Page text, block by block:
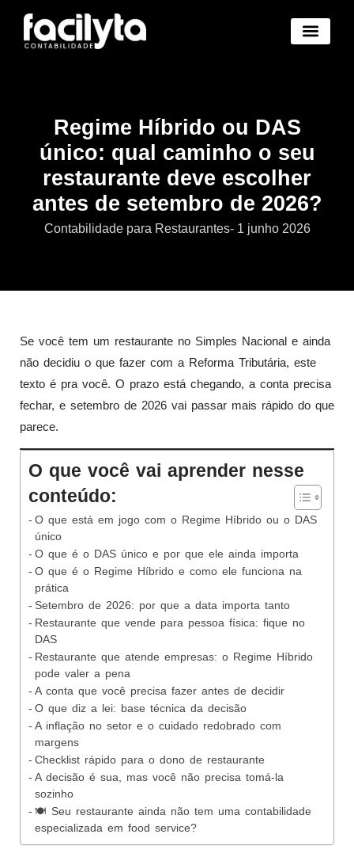
Regime Híbrido ou DAS
único: qual caminho o seu
restaurante deve escolher
antes de setembro de 2026?
Contabilidade para Restaurantes- 1 junho 2026
Se você tem um restaurante no Simples Nacional e ainda
não decidiu o que fazer com a Reforma Tributária, este
texto é pra você. O prazo está chegando, a conta precisa
fechar, e setembro de 2026 vai passar mais rápido do que
parece.
O que você vai aprender nesse
conteúdo:
O que está em jogo com o Regime Híbrido ou o DAS
único
O que é o DAS único e por que ele ainda importa
O que é o Regime Híbrido e como ele funciona na
prática
Setembro de 2026: por que a data importa tanto
Restaurante que vende para pessoa física: fique no
DAS
Restaurante que atende empresas: o Regime Híbrido
pode valer a pena
A conta que você precisa fazer antes de decidir
O que diz a lei: base técnica da decisão
A inflação no setor e o cuidado redobrado com
margens
Checklist rápido para o dono de restaurante
A decisão é sua, mas você não precisa tomá-la
sozinho
🍽️ Seu restaurante ainda não tem uma contabilidade
especializada em food service?